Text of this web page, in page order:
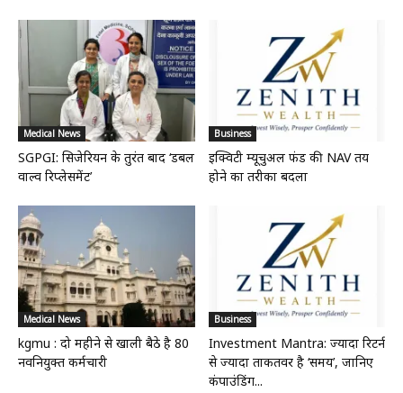
Medical News
SGPGI: सिजेरियन के तुरंत बाद ‘डबल
वाल्व रिप्लेसमेंट’
Business
इक्विटी म्यूचुअल फंड की NAV तय
होने का तरीका बदला
Medical News
kgmu : दो महीने से खाली बैठे है 80
नवनियुक्त कर्मचारी
Business
Investment Mantra: ज्यादा रिटर्न
से ज्यादा ताकतवर है ‘समय’, जानिए
कंपाउंडिंग...